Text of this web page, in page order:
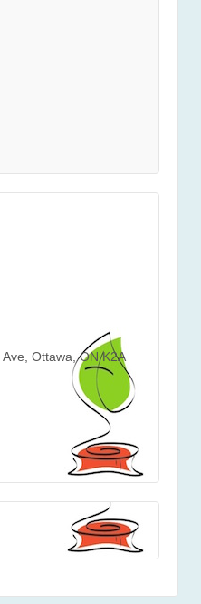
Ottawa, ON K2A